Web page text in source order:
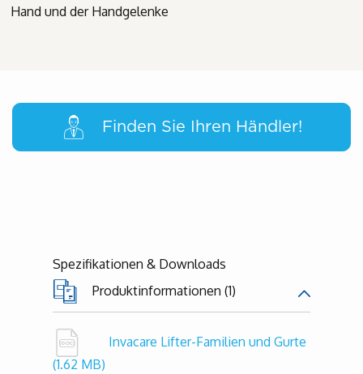
Hand und der Handgelenke
Finden Sie Ihren Händler!
Spezifikationen & Downloads
Produktinformationen (1)
Invacare Lifter-Familien und Gurte
(1.62 MB)